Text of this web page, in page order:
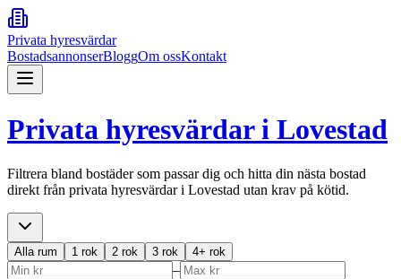
Privata hyresvärdar
BostadsannonserBloggOm ossKontakt
Privata hyresvärdar i Lovestad
Filtrera bland bostäder som passar dig och hitta din nästa bostad
direkt från privata hyresvärdar i Lovestad utan krav på kötid.
Alla rum 1 rok 2 rok 3 rok 4+ rok
–